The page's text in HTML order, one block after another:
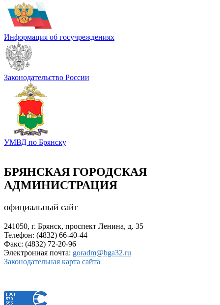
Информация об госучреждениях
Законодательство России
УМВД по Брянску
БРЯНСКАЯ ГОРОДСКАЯ
АДМИНИСТРАЦИЯ
официальный сайт
241050, г. Брянск, проспект Ленина, д. 35
Телефон: (4832) 66-40-44
Факс: (4832) 72-20-96
Электронная почта: goradm@bga32.ru
Законодательная карта сайта